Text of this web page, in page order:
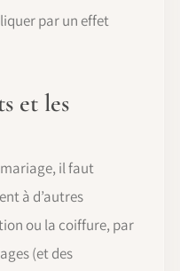
par un effet
et les
il faut
à d’autres
ou la coiffure, par
(et des